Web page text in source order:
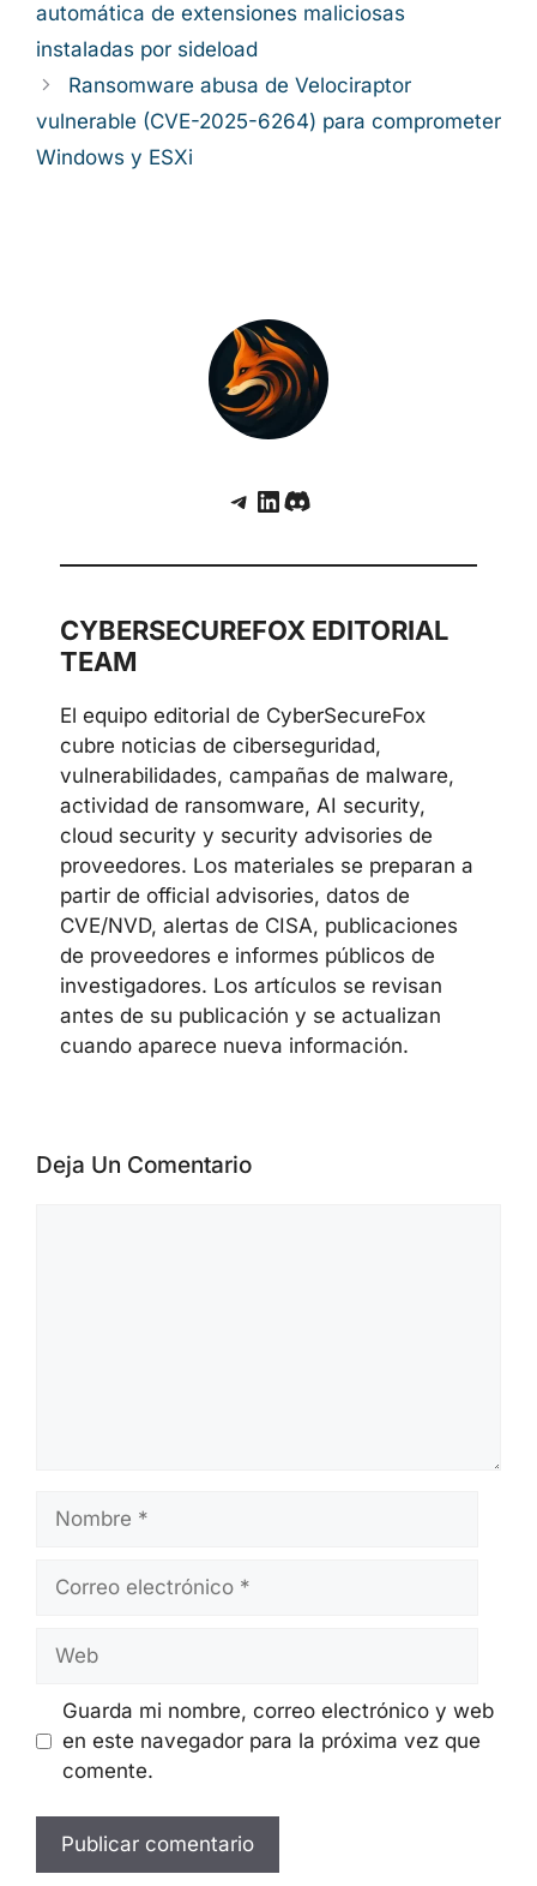
automática de extensiones maliciosas
instaladas por sideload
Ransomware abusa de Velociraptor
vulnerable (CVE-2025-6264) para comprometer
Windows y ESXi
Telegram
LinkedIn
Discord
CYBERSECUREFOX EDITORIAL
TEAM
El equipo editorial de CyberSecureFox
cubre noticias de ciberseguridad,
vulnerabilidades, campañas de malware,
actividad de ransomware, AI security,
cloud security y security advisories de
proveedores. Los materiales se preparan a
partir de official advisories, datos de
CVE/NVD, alertas de CISA, publicaciones
de proveedores e informes públicos de
investigadores. Los artículos se revisan
antes de su publicación y se actualizan
cuando aparece nueva información.
Deja Un Comentario
electrónico
Guarda mi nombre, correo electrónico y web
en este navegador para la próxima vez que
comente.